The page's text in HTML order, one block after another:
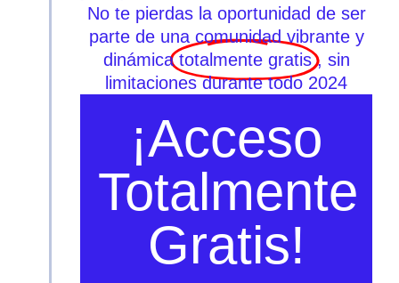
No te pierdas la oportunidad de ser
parte de una comunidad vibrante y
dinámica totalmente gratis , sin
limitaciones durante todo 2024
¡Acceso
Totalmente
Gratis!